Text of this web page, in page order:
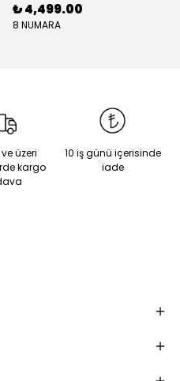
₺ 4,499.00
8 NUMARA
üzeri
kargo
10 iş günü içerisinde
iade